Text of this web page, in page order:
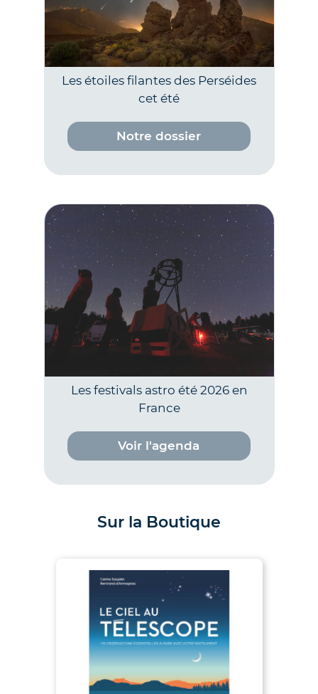
Les étoiles filantes des Perséides
cet été
Notre dossier
Les festivals astro été 2026 en
France
Voir l'agenda
Sur la Boutique